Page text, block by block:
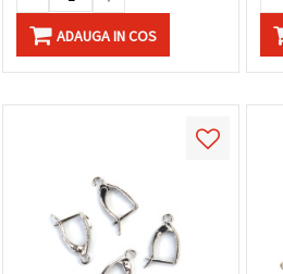
ADAUGA IN COS